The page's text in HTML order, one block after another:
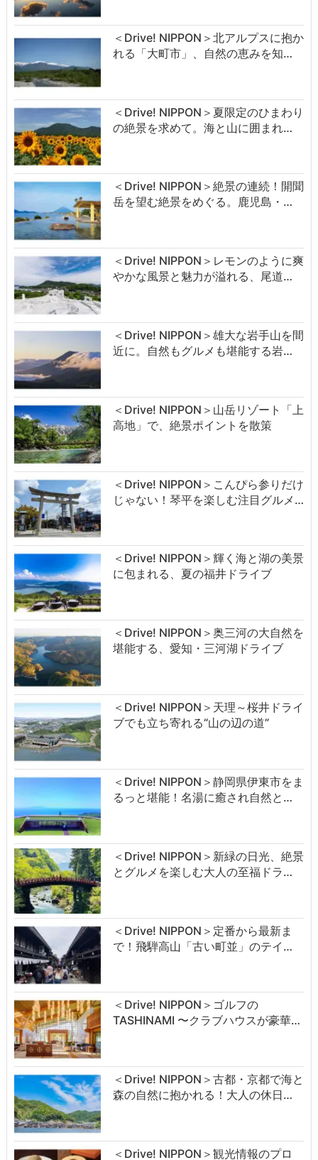
＜Drive! NIPPON＞北アルプスに抱か
れる「大町市」、自然の恵みを知…
＜Drive! NIPPON＞夏限定のひまわり
の絶景を求めて。海と山に囲まれ…
＜Drive! NIPPON＞絶景の連続！開聞
岳を望む絶景をめぐる。鹿児島・…
＜Drive! NIPPON＞レモンのように爽
やかな風景と魅力が溢れる、尾道…
＜Drive! NIPPON＞雄大な岩手山を間
近に。自然もグルメも堪能する岩…
＜Drive! NIPPON＞山岳リゾート「上
高地」で、絶景ポイントを散策
＜Drive! NIPPON＞こんぴら参りだけ
じゃない！琴平を楽しむ注目グルメ…
＜Drive! NIPPON＞輝く海と湖の美景
に包まれる、夏の福井ドライブ
＜Drive! NIPPON＞奥三河の大自然を
堪能する、愛知・三河湖ドライブ
＜Drive! NIPPON＞天理～桜井ドライ
ブでも立ち寄れる“山の辺の道”
＜Drive! NIPPON＞静岡県伊東市をま
るっと堪能！名湯に癒され自然と…
＜Drive! NIPPON＞新緑の日光、絶景
とグルメを楽しむ大人の至福ドラ…
＜Drive! NIPPON＞定番から最新ま
で！飛騨高山「古い町並」のテイ…
＜Drive! NIPPON＞ゴルフの
TASHINAMI 〜クラブハウスが豪華…
＜Drive! NIPPON＞古都・京都で海と
森の自然に抱かれる！大人の休日…
＜Drive! NIPPON＞観光情報のプロ